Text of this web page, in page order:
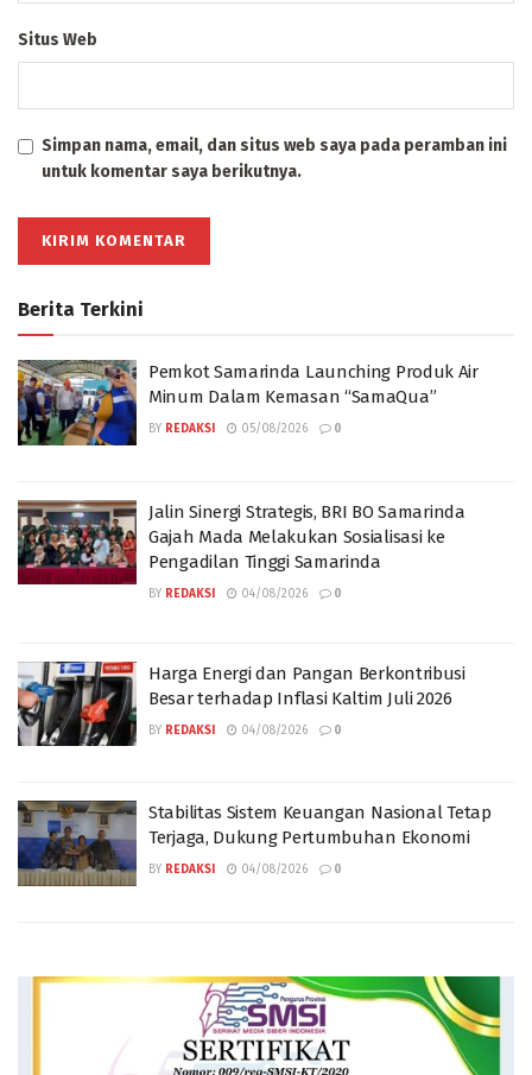
Situs Web
Simpan nama, email, dan situs web saya pada peramban ini
untuk komentar saya berikutnya.
Berita Terkini
Pemkot Samarinda Launching Produk Air
Minum Dalam Kemasan “SamaQua”
BY REDAKSI 05/08/2026 0
Jalin Sinergi Strategis, BRI BO Samarinda
Gajah Mada Melakukan Sosialisasi ke
Pengadilan Tinggi Samarinda
BY REDAKSI 04/08/2026 0
Harga Energi dan Pangan Berkontribusi
Besar terhadap Inflasi Kaltim Juli 2026
BY REDAKSI 04/08/2026 0
Stabilitas Sistem Keuangan Nasional Tetap
Terjaga, Dukung Pertumbuhan Ekonomi
BY REDAKSI 04/08/2026 0